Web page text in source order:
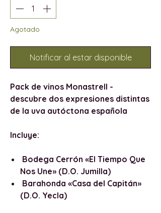
Agotado
Notificar al estar disponible
Pack de vinos Monastrell -
descubre dos expresiones distintas
de la uva autóctona española
Incluye:
Bodega Cerrón «El Tiempo Que
Nos Une» (D.O. Jumilla)
Barahonda «Casa del Capitán»
(D.O. Yecla)